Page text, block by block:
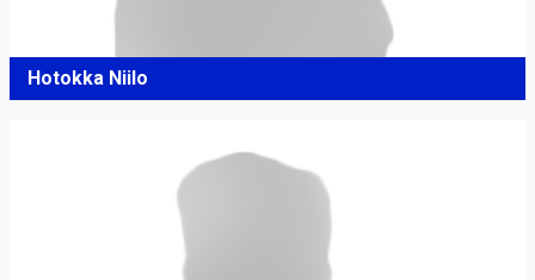
Hotokka Niilo